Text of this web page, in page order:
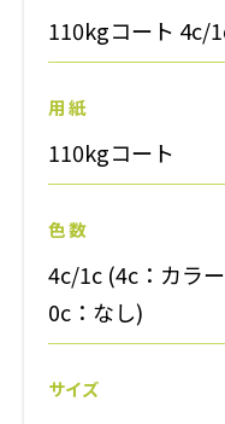
110kgコート 4c/
用 紙
110kgコート
色 数
4c/1c (4c：カラ
0c：なし)
サイズ